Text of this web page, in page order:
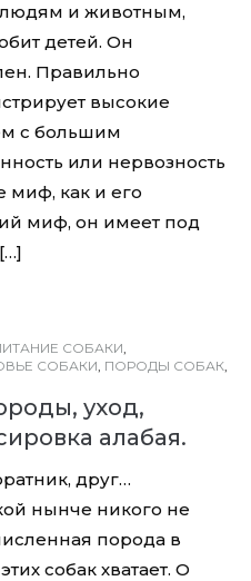
и животным,
детей. Он
Правильно
высокие
с большим
или нервозность
миф, как и его
миф, он имеет под
СОБАКИ,
СОБАКИ, ПОРОДЫ СОБАК,
уход,
алабая.
друг…
нынче никого не
порода в
собак хватает. О